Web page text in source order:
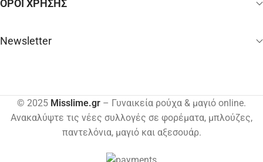
ΟΡΟΙ ΧΡΗΣΗΣ
Newsletter
© 2025 Misslime.gr – Γυναικεία ρούχα & μαγιό online.
Ανακαλύψτε τις νέες συλλογές σε φορέματα, μπλούζες,
παντελόνια, μαγιό και αξεσουάρ.